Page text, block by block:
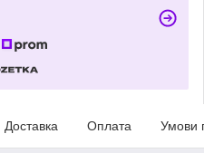
Доставка Оплата Умови